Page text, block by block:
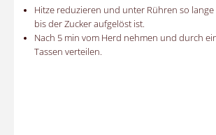
Hitze reduzieren und unter Rühren so lange
bis der Zucker aufgelöst ist.
Nach 5 min vom Herd nehmen und durch
Tassen verteilen.